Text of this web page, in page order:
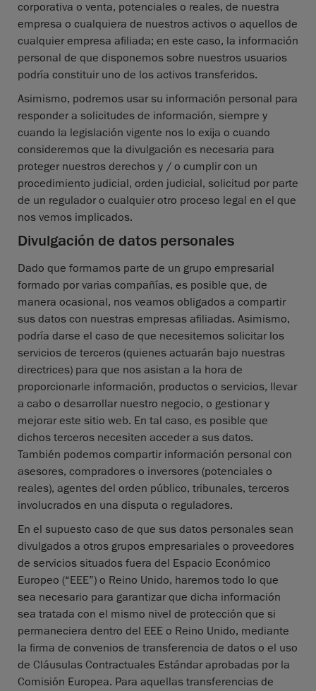
corporativa o venta, potenciales o reales, de nuestra
empresa o cualquiera de nuestros activos o aquellos de
cualquier empresa afiliada; en este caso, la información
personal de que disponemos sobre nuestros usuarios
podría constituir uno de los activos transferidos.
Asimismo, podremos usar su información personal para
responder a solicitudes de información, siempre y
cuando la legislación vigente nos lo exija o cuando
consideremos que la divulgación es necesaria para
proteger nuestros derechos y / o cumplir con un
procedimiento judicial, orden judicial, solicitud por parte
de un regulador o cualquier otro proceso legal en el que
nos vemos implicados.
Divulgación de datos personales
Dado que formamos parte de un grupo empresarial
formado por varias compañías, es posible que, de
manera ocasional, nos veamos obligados a compartir
sus datos con nuestras empresas afiliadas. Asimismo,
podría darse el caso de que necesitemos solicitar los
servicios de terceros (quienes actuarán bajo nuestras
directrices) para que nos asistan a la hora de
proporcionarle información, productos o servicios, llevar
a cabo o desarrollar nuestro negocio, o gestionar y
mejorar este sitio web. En tal caso, es posible que
dichos terceros necesiten acceder a sus datos.
También podemos compartir información personal con
asesores, compradores o inversores (potenciales o
reales), agentes del orden público, tribunales, terceros
involucrados en una disputa o reguladores.
En el supuesto caso de que sus datos personales sean
divulgados a otros grupos empresariales o proveedores
de servicios situados fuera del Espacio Económico
Europeo (“EEE”) o Reino Unido, haremos todo lo que
sea necesario para garantizar que dicha información
sea tratada con el mismo nivel de protección que si
permaneciera dentro del EEE o Reino Unido, mediante
la firma de convenios de transferencia de datos o el uso
de Cláusulas Contractuales Estándar aprobadas por la
Comisión Europea. Para aquellas transferencias de